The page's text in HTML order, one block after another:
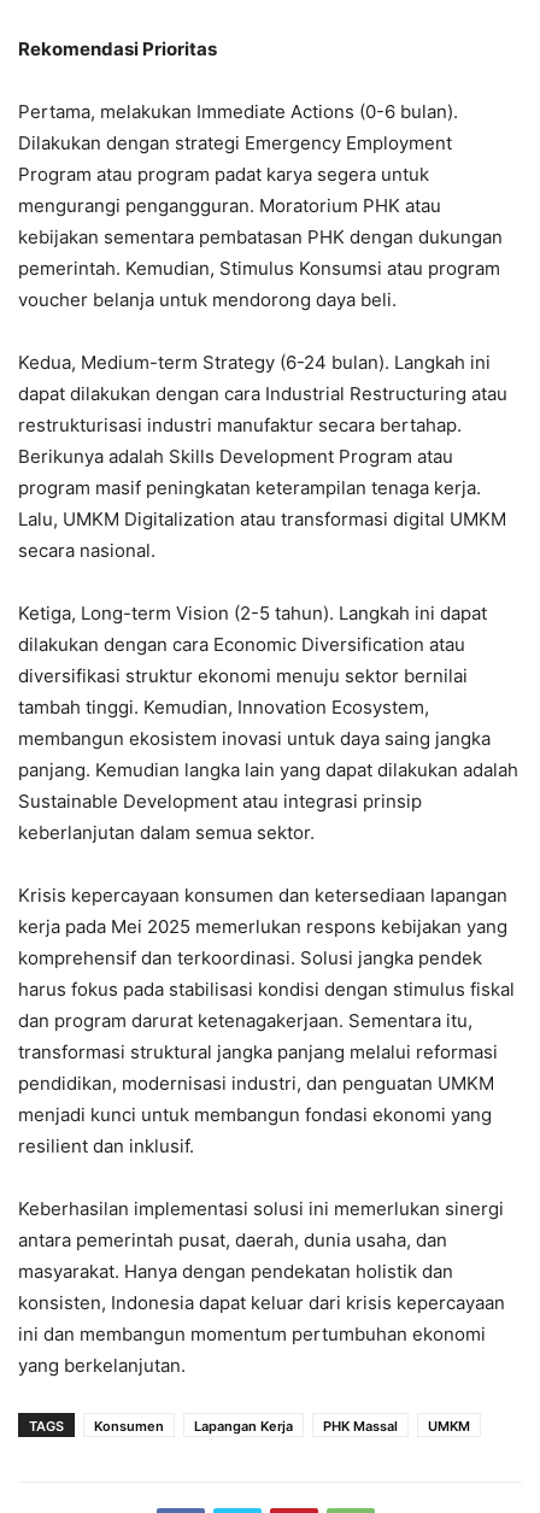
Rekomendasi Prioritas
Pertama, melakukan Immediate Actions (0-6 bulan).
Dilakukan dengan strategi Emergency Employment
Program atau program padat karya segera untuk
mengurangi pengangguran. Moratorium PHK atau
kebijakan sementara pembatasan PHK dengan dukungan
pemerintah. Kemudian, Stimulus Konsumsi atau program
voucher belanja untuk mendorong daya beli.
Kedua, Medium-term Strategy (6-24 bulan). Langkah ini
dapat dilakukan dengan cara Industrial Restructuring atau
restrukturisasi industri manufaktur secara bertahap.
Berikunya adalah Skills Development Program atau
program masif peningkatan keterampilan tenaga kerja.
Lalu, UMKM Digitalization atau transformasi digital UMKM
secara nasional.
Ketiga, Long-term Vision (2-5 tahun). Langkah ini dapat
dilakukan dengan cara Economic Diversification atau
diversifikasi struktur ekonomi menuju sektor bernilai
tambah tinggi. Kemudian, Innovation Ecosystem,
membangun ekosistem inovasi untuk daya saing jangka
panjang. Kemudian langka lain yang dapat dilakukan adalah
Sustainable Development atau integrasi prinsip
keberlanjutan dalam semua sektor.
Krisis kepercayaan konsumen dan ketersediaan lapangan
kerja pada Mei 2025 memerlukan respons kebijakan yang
komprehensif dan terkoordinasi. Solusi jangka pendek
harus fokus pada stabilisasi kondisi dengan stimulus fiskal
dan program darurat ketenagakerjaan. Sementara itu,
transformasi struktural jangka panjang melalui reformasi
pendidikan, modernisasi industri, dan penguatan UMKM
menjadi kunci untuk membangun fondasi ekonomi yang
resilient dan inklusif.
Keberhasilan implementasi solusi ini memerlukan sinergi
antara pemerintah pusat, daerah, dunia usaha, dan
masyarakat. Hanya dengan pendekatan holistik dan
konsisten, Indonesia dapat keluar dari krisis kepercayaan
ini dan membangun momentum pertumbuhan ekonomi
yang berkelanjutan.
TAGS Konsumen Lapangan Kerja PHK Massal UMKM